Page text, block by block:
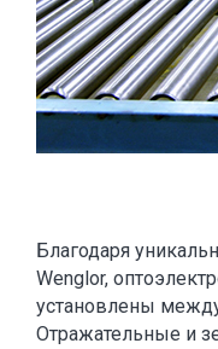
Благодаря
Wenglor,
установлены
Отражательные и